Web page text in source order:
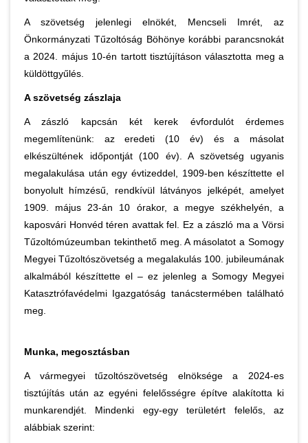
A szövetség jelenlegi elnökét, Mencseli Imrét, az
Önkormányzati Tűzoltóság Böhönye korábbi parancsnokát
a 2024. május 10-én tartott tisztújításon választotta meg a
küldöttgyűlés.
A szövetség zászlaja
A zászló kapcsán két kerek évfordulót érdemes
megemlítenünk: az eredeti (10 év) és a másolat
elkészültének időpontját (100 év). A szövetség ugyanis
megalakulása után egy évtizeddel, 1909-ben készíttette el
bonyolult hímzésű, rendkívül látványos jelképét, amelyet
1909. május 23-án 10 órakor, a megye székhelyén, a
kaposvári Honvéd téren avattak fel. Ez a zászló ma a Vörsi
Tűzoltómúzeumban tekinthető meg. A másolatot a Somogy
Megyei Tűzoltószövetség a megalakulás 100. jubileumának
alkalmából készíttette el – ez jelenleg a Somogy Megyei
Katasztrófavédelmi Igazgatóság tanácstermében található
meg.
Munka, megosztásban
A vármegyei tűzoltószövetség elnöksége a 2024-es
tisztújítás után az egyéni felelősségre építve alakította ki
munkarendjét. Mindenki egy-egy területért felelős, az
alábbiak szerint: